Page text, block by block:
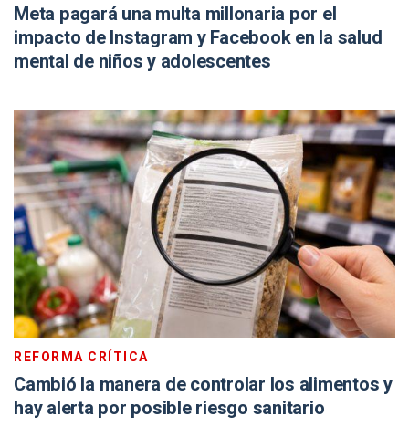
Meta pagará una multa millonaria por el
impacto de Instagram y Facebook en la salud
mental de niños y adolescentes
REFORMA CRÍTICA
Cambió la manera de controlar los alimentos y
hay alerta por posible riesgo sanitario